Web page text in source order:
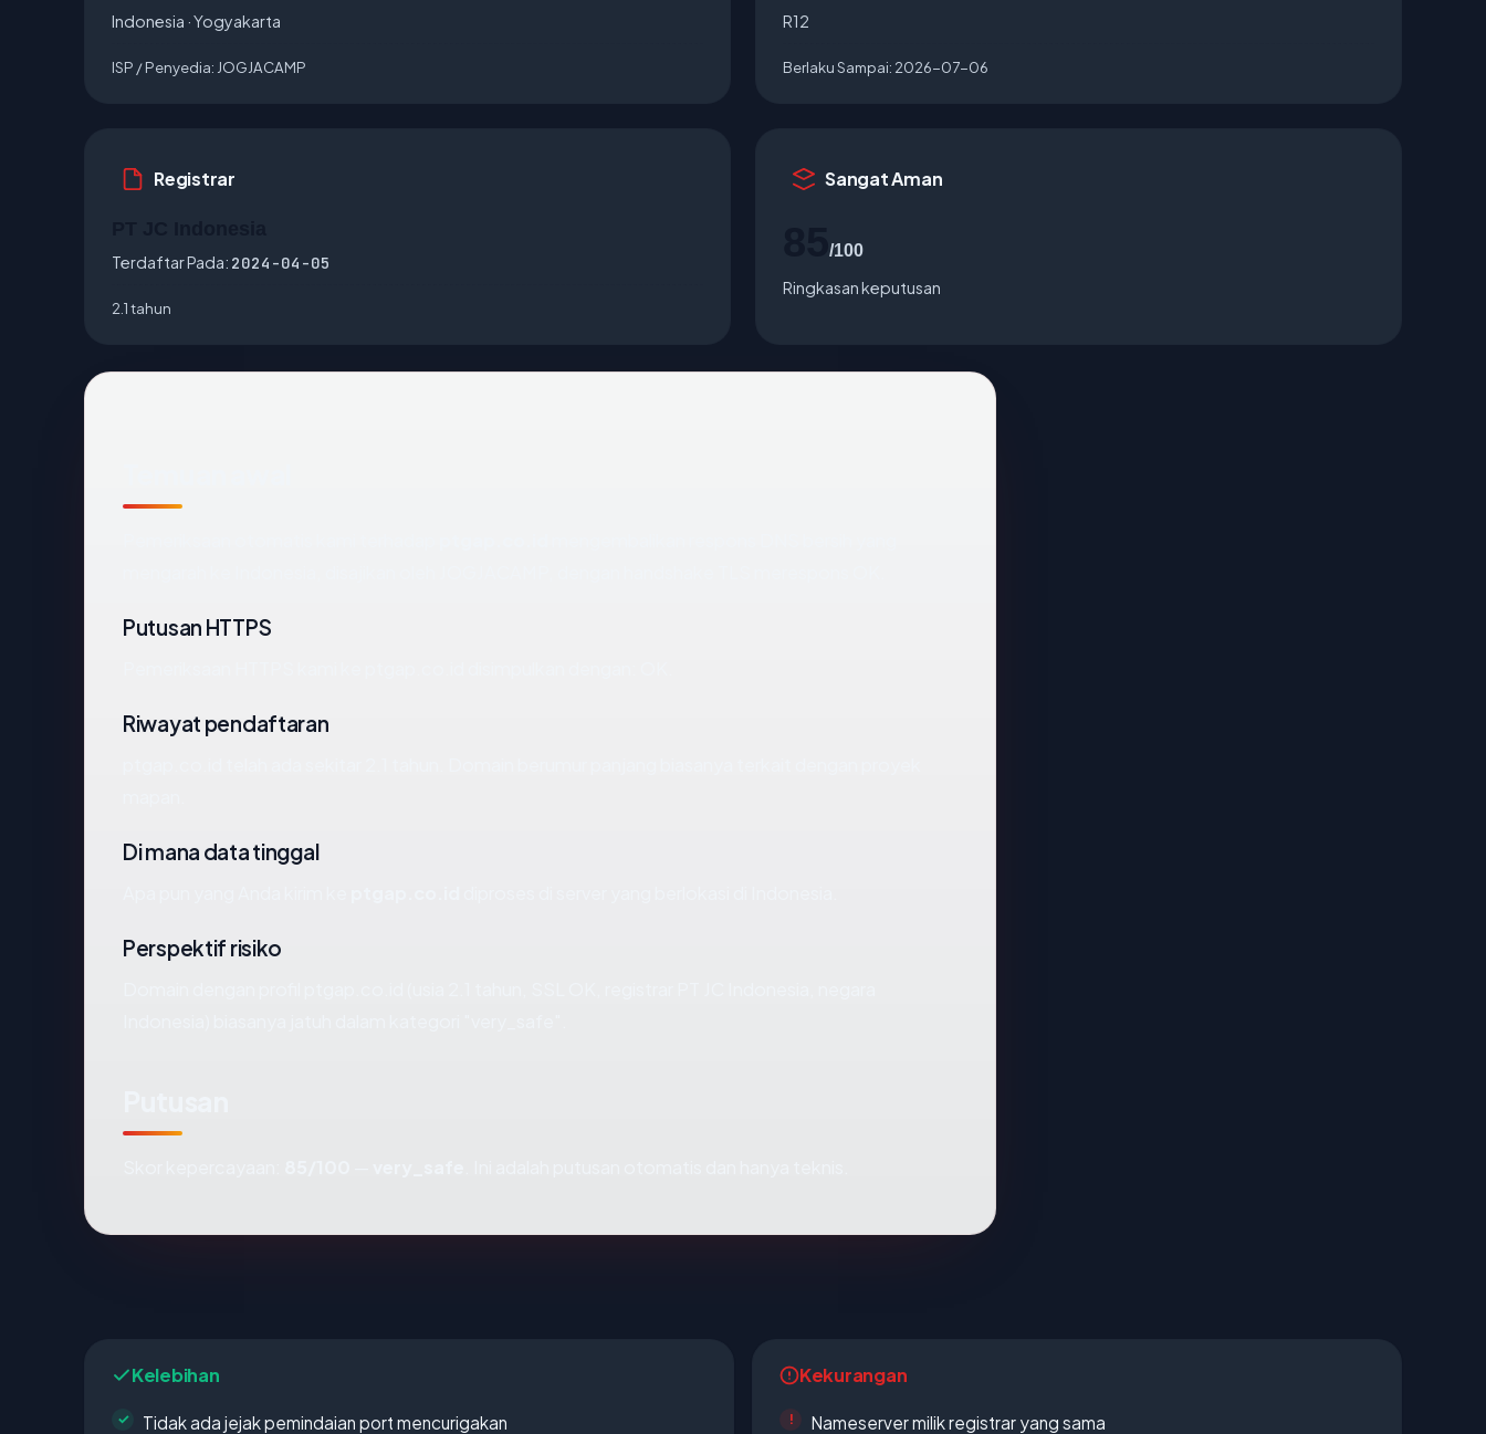
Indonesia · Yogyakarta
ISP / Penyedia: JOGJACAMP
R12
Berlaku Sampai: 2026-07-06
Registrar
Terdaftar Pada: 2024-04-05
2.1 tahun
Sangat Aman
/100
Ringkasan keputusan
Putusan HTTPS
Riwayat pendaftaran
Di mana data tinggal
Perspektif risiko
Kelebihan
Tidak ada jejak pemindaian port mencurigakan
Kekurangan
Nameserver milik registrar yang sama